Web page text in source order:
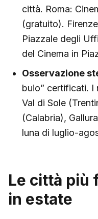
città. Roma:
(gratuito).
Piazzale degli
del Cinema in
Osservazione
buio” certificati. I
Val di Sole
(Calabria),
luna di luglio-
Le città più
in estate